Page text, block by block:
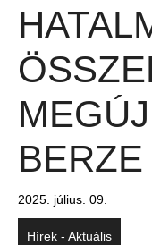
BERZE
2025. július. 09.
Hírek - Aktuális